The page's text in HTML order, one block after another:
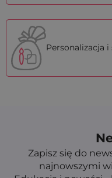
Personalizacja i
Zapisz się do
najnowszymi